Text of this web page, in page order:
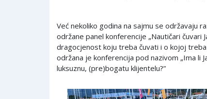
Već nekoliko godina na sajmu se održavaju
održane panel konferencije „Nautičari čuvari
dragocjenost koju treba čuvati i o kojoj
održana je konferencija pod nazivom „Ima li
luksuznu, (pre)bogatu klijentelu?”